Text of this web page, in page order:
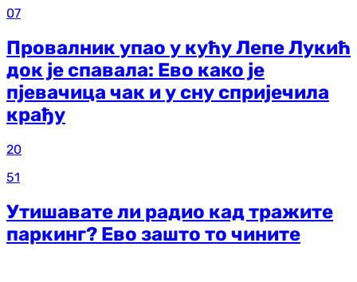
07
Провалник упао у кућу Лепе Лукић
док је спавала: Ево како је
пјевачица чак и у сну спријечила
крађу
20
51
Утишавате ли радио кад тражите
паркинг? Ево зашто то чините